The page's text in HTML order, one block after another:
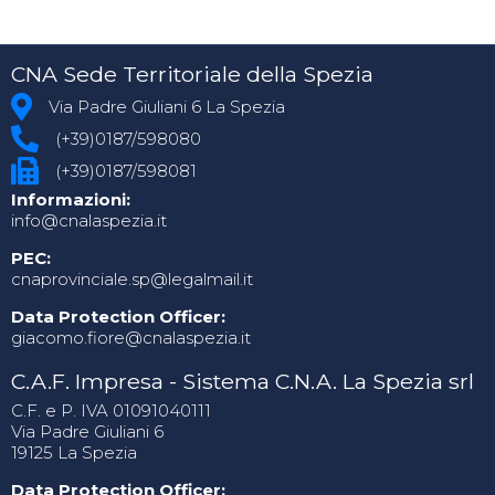
CNA Sede Territoriale della Spezia
Via Padre Giuliani 6 La Spezia
(+39)0187/598080
(+39)0187/598081
Informazioni:
info@cnalaspezia.it
PEC:
cnaprovinciale.sp@legalmail.it
Data Protection Officer:
giacomo.fiore@cnalaspezia.it
C.A.F. Impresa - Sistema C.N.A. La Spezia srl
C.F. e P. IVA 01091040111
Via Padre Giuliani 6
19125 La Spezia
Data Protection Officer: